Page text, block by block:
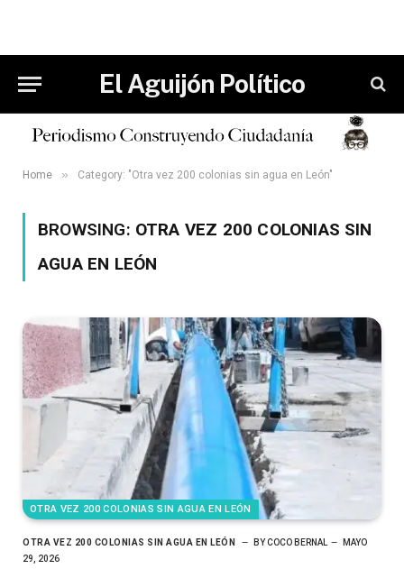
El Aguijón Político
Home » Category: "Otra vez 200 colonias sin agua en León"
BROWSING: OTRA VEZ 200 COLONIAS SIN
AGUA EN LEÓN
OTRA VEZ 200 COLONIAS SIN AGUA EN LEÓN
OTRA VEZ 200 COLONIAS SIN AGUA EN LEÓN BYCOCO BERNAL
MAYO
29, 2026